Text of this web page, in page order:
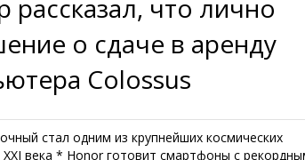
рассказал, что лично
о сдаче в аренду
Colossus
стал одним из крупнейших космических
века * Honor готовит смартфоны с